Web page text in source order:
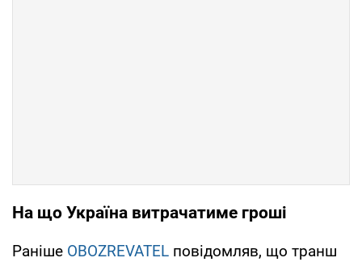
На що Україна витрачатиме гроші
Раніше OBOZREVATEL повідомляв, що транш